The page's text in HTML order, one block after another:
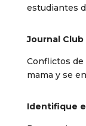
estudiantes
Journal Club
Conflictos
mama y se
Identifique